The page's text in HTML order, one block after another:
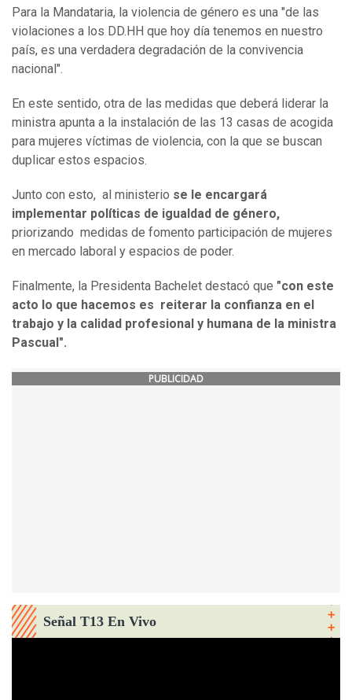
Para la Mandataria, la violencia de género es una "de las
violaciones a los DD.HH que hoy día tenemos en nuestro
país, es una verdadera degradación de la convivencia
nacional".
En este sentido, otra de las medidas que deberá liderar la
ministra apunta a la instalación de las 13 casas de acogida
para mujeres víctimas de violencia, con la que se buscan
duplicar estos espacios.
Junto con esto, al ministerio se le encargará
implementar políticas de igualdad de género,
priorizando medidas de fomento participación de mujeres
en mercado laboral y espacios de poder.
Finalmente, la Presidenta Bachelet destacó que "con este
acto lo que hacemos es reiterar la confianza en el
trabajo y la calidad profesional y humana de la ministra
Pascual".
PUBLICIDAD
Señal T13 En Vivo